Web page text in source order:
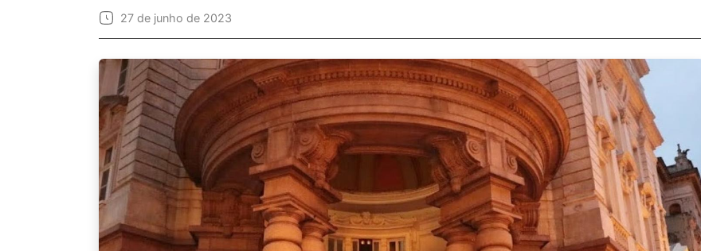
27 de junho de 2023